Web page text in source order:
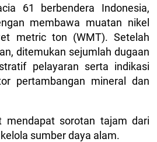
61 berbendera Indonesia,
membawa muatan nikel
metric ton (WMT). Setelah
ditemukan sejumlah dugaan
pelayaran serta indikasi
pertambangan mineral dan
mendapat sorotan tajam dari
sumber daya alam.